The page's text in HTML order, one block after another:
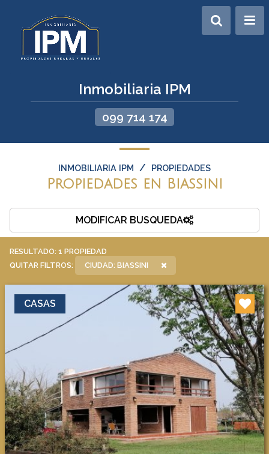
Inmobiliaria IPM
099 714 174
INMOBILIARIA IPM / PROPIEDADES
Propiedades en Biassini
MODIFICAR BUSQUEDA
RESULTADO: 1 PROPIEDAD
QUITAR FILTROS:
CIUDAD: BIASSINI
CASAS